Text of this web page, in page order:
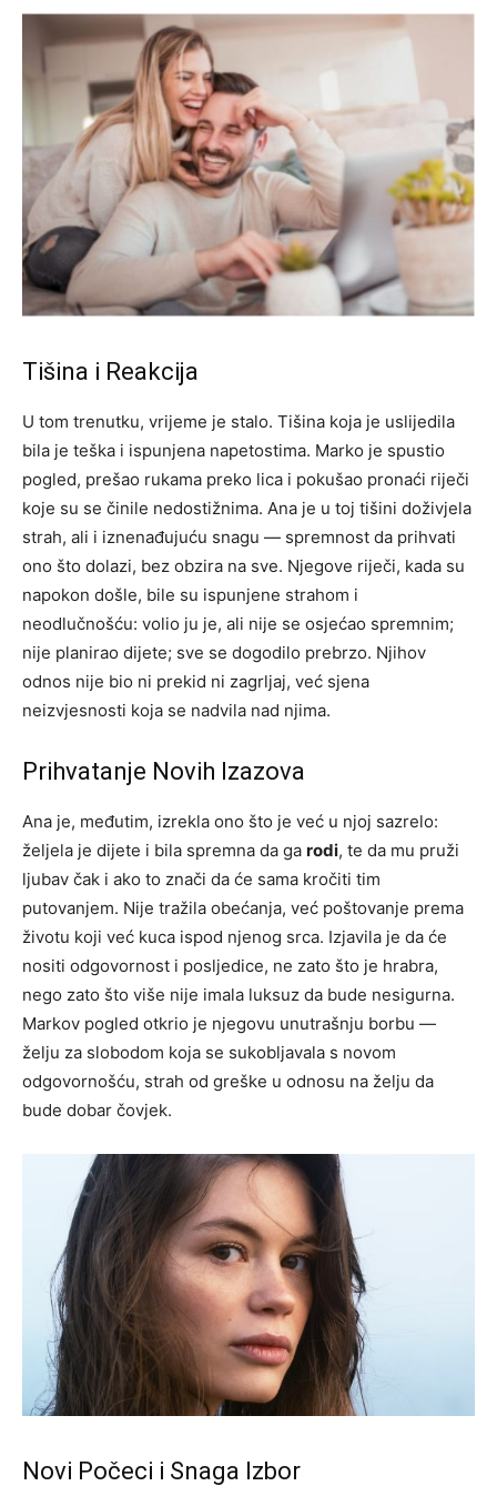
Tišina i Reakcija
U tom trenutku, vrijeme je stalo. Tišina koja je uslijedila
bila je teška i ispunjena napetostima. Marko je spustio
pogled, prešao rukama preko lica i pokušao pronaći riječi
koje su se činile nedostižnima. Ana je u toj tišini doživjela
strah, ali i iznenađujuću snagu — spremnost da prihvati
ono što dolazi, bez obzira na sve. Njegove riječi, kada su
napokon došle, bile su ispunjene strahom i
neodlučnošću: volio ju je, ali nije se osjećao spremnim;
nije planirao dijete; sve se dogodilo prebrzo. Njihov
odnos nije bio ni prekid ni zagrljaj, već sjena
neizvjesnosti koja se nadvila nad njima.
Prihvatanje Novih Izazova
Ana je, međutim, izrekla ono što je već u njoj sazrelo:
željela je dijete i bila spremna da ga rodi, te da mu pruži
ljubav čak i ako to znači da će sama kročiti tim
putovanjem. Nije tražila obećanja, već poštovanje prema
životu koji već kuca ispod njenog srca. Izjavila je da će
nositi odgovornost i posljedice, ne zato što je hrabra,
nego zato što više nije imala luksuz da bude nesigurna.
Markov pogled otkrio je njegovu unutrašnju borbu —
želju za slobodom koja se sukobljavala s novom
odgovornošću, strah od greške u odnosu na želju da
bude dobar čovjek.
Novi Počeci i Snaga Izbor